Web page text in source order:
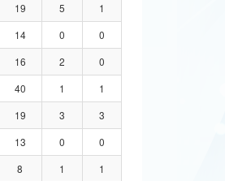
19 5
1
14 0
0
16 2
0
40 1
1
19 3
3
13 0
0
8 1
1